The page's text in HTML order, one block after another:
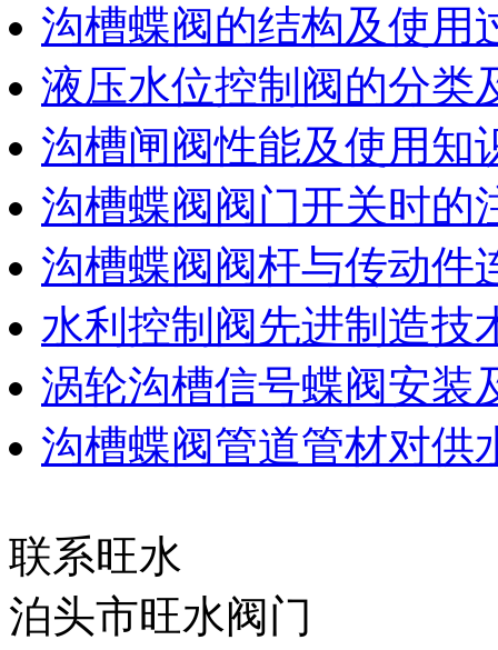
沟槽蝶阀的结构及使用
液压水位控制阀的分类
沟槽闸阀性能及使用知
沟槽蝶阀阀门开关时的
沟槽蝶阀阀杆与传动件
水利控制阀先进制造技
涡轮沟槽信号蝶阀安装
沟槽蝶阀管道管材对供
联系旺水
泊头市旺水阀门